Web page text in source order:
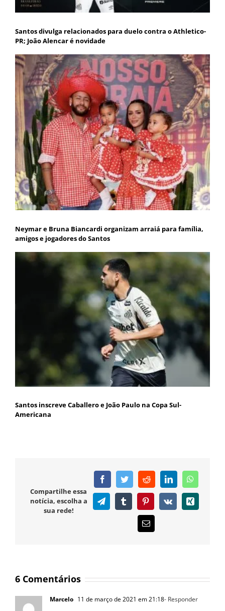
Santos divulga relacionados para duelo contra o Athletico-
PR; João Alencar é novidade
Neymar e Bruna Biancardi organizam arraiá para família,
amigos e jogadores do Santos
Santos inscreve Caballero e João Paulo na Copa Sul-
Americana
Compartilhe essa
notícia, escolha a
sua rede!
FacebookTwitterRedditLinkedIn
TelegramTumblr PinterestVk Xing
E-
mail
6 Comentários
Marcelo 11 de março de 2021 em 21:18- Responder